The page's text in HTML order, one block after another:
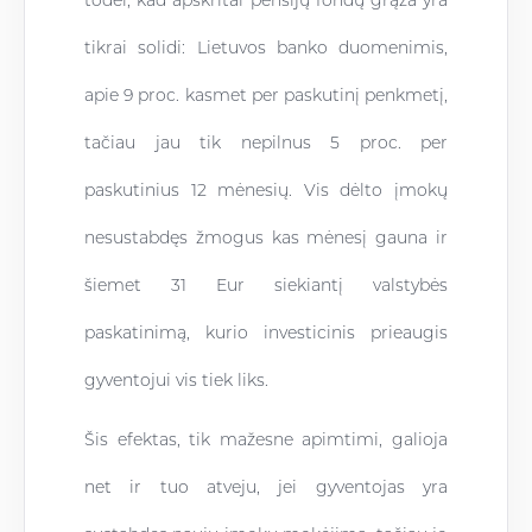
tikrai solidi: Lietuvos banko duomenimis,
apie 9 proc. kasmet per paskutinį penkmetį,
tačiau jau tik nepilnus 5 proc. per
paskutinius 12 mėnesių. Vis dėlto įmokų
nesustabdęs žmogus kas mėnesį gauna ir
šiemet 31 Eur siekiantį valstybės
paskatinimą, kurio investicinis prieaugis
gyventojui vis tiek liks.
Šis efektas, tik mažesne apimtimi, galioja
net ir tuo atveju, jei gyventojas yra